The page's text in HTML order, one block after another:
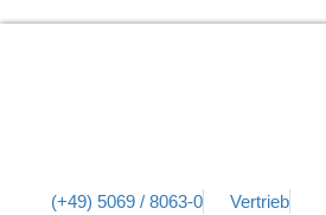
(+49) 5069 / 8063-0
Vertrieb